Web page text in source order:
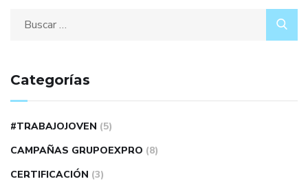
Categorías
#TRABAJOJOVEN (5)
CAMPAÑAS GRUPOEXPRO (8)
CERTIFICACIÓN (3)